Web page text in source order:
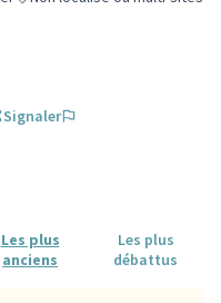
: Convivialité et vie de
Filtrer les résultats pour le
Signaler
Les plus
anciens
Les plus
débattus